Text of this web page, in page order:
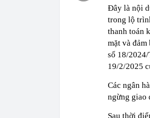
Đây là nội
trong lộ
thanh toán
mặt và
số 18/
19/2/2025
Các ngân
ngừng giao
Sau thời